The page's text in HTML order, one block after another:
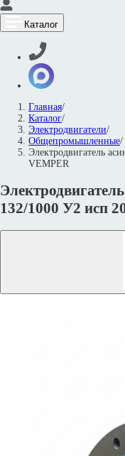
Каталог
Главная/
Каталог/
Электродвигатели/
Общепромышленные/
Электродвигатель
VEMPER
132/1000 У2 исп